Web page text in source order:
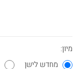
מיון:
מחדש לישן